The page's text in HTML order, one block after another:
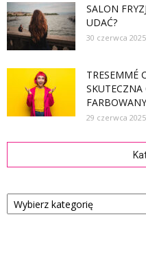
SALON
UDAĆ?
30 czerwca 2025
TRESEMMÉ
29 czerwca 2025
Kategorie